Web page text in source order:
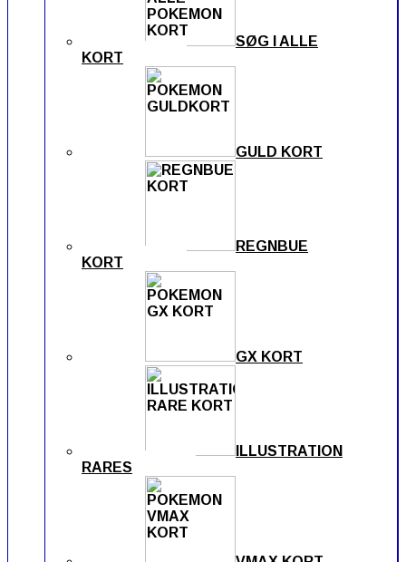
SØG I ALLE
KORT
GULD KORT
REGNBUE
KORT
GX KORT
ILLUSTRATION
RARES